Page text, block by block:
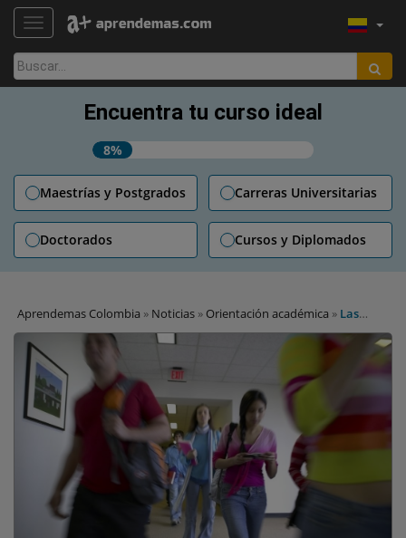
TOGGLE NAVIGATION
Buscar:
Encuentra tu curso ideal
8%
Maestrías y Postgrados Carreras Universitarias
Doctorados Cursos y Diplomados
Aprendemas Colombia » Noticias » Orientación académica » Las
principales fallas de los estudiantes colombianos